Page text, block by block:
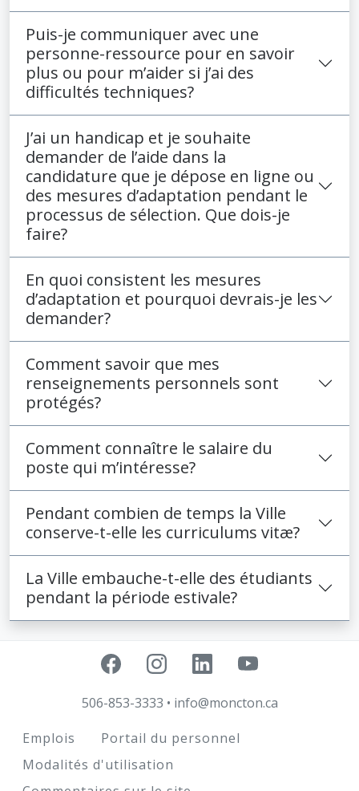
Puis-je communiquer avec une
personne-ressource pour en savoir
plus ou pour m’aider si j’ai des
difficultés techniques?
J’ai un handicap et je souhaite
demander de l’aide dans la
candidature que je dépose en ligne ou
des mesures d’adaptation pendant le
processus de sélection. Que dois-je
faire?
En quoi consistent les mesures
d’adaptation et pourquoi devrais-je les
demander?
Comment savoir que mes
renseignements personnels sont
protégés?
Comment connaître le salaire du
poste qui m’intéresse?
Pendant combien de temps la Ville
conserve-t-elle les curriculums vitæ?
La Ville embauche-t-elle des étudiants
pendant la période estivale?
506-853-3333 • info@moncton.ca
Footer
Emplois
Portail du personnel
Modalités d'utilisation